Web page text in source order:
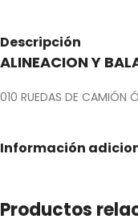
Descripción
ALINEACION Y
010 RUEDAS DE CAMIÓN
Información
Productos